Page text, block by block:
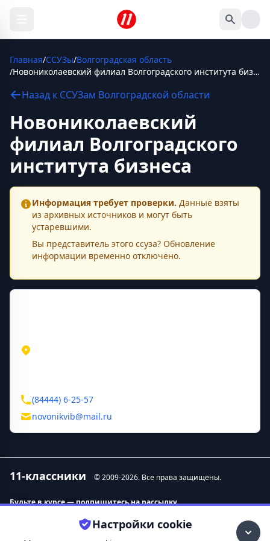
Главная/ССУЗы/Волгоградская область
/
Новониколаевский филиал Волгоградского института бизнеса
Назад к ССУЗам Волгоградской области
Новониколаевский
филиал Волгоградского
института бизнеса
Информация требует проверки. Данные взяты
из архивных источников и могут быть
устаревшими.
Вы представитель этого ссуза? Обновление
информации временно отключено.
(84444) 6-25-57
novonikvib@mail.ru
11-классники © 2009-2026. Все права защищены.
Будьте в курсе — подпишитесь на рассылку.
О нас
Настройки cookie